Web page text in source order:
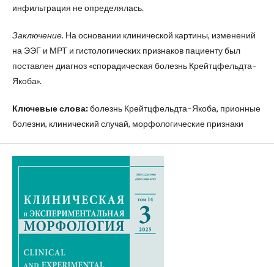
инфильтрация не определялась.
Заключение. На основании клинической картины, изменений
на ЭЭГ и МРТ и гистологических признаков пациенту был
поставлен диагноз «спорадическая болезнь Крейтцфельдта–
Якоба».
Ключевые слова:болезнь Крейтцфельдта–Якоба, прионные
болезни, клинический случай, морфологические признаки